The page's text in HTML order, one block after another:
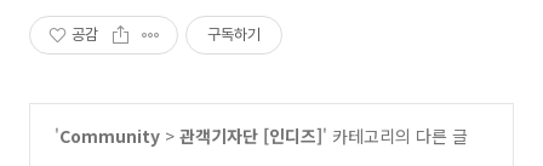
공감 구독하기
'Community > 관객기자단 [인디즈]' 카테고리의 다른 글